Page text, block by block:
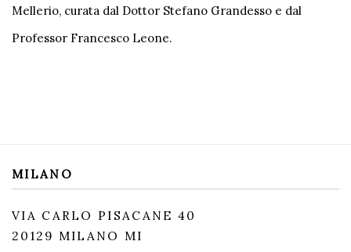
Mellerio, curata dal Dottor Stefano Grandesso e dal
Professor Francesco Leone.
MILANO
VIA CARLO PISACANE 40
20129 MILANO MI